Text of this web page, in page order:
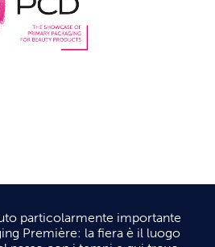
nuovo punto di incontro
packaging
particolarmente importante
Première: la fiera è il luogo